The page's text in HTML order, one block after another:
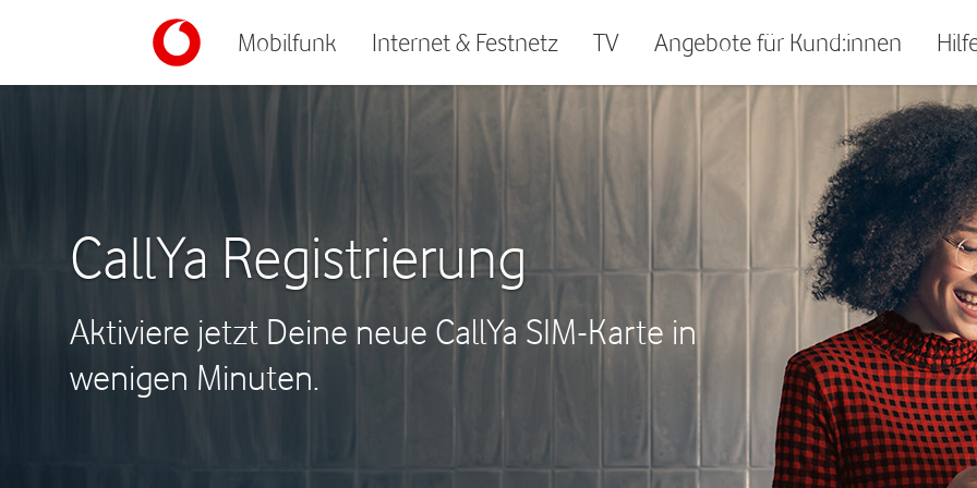
Mobilfunk Internet & Festnetz TV Angebote für Kund:innen
CallYa Registrierung
Aktiviere jetzt Deine neue CallYa SIM-Karte in
wenigen Minuten.